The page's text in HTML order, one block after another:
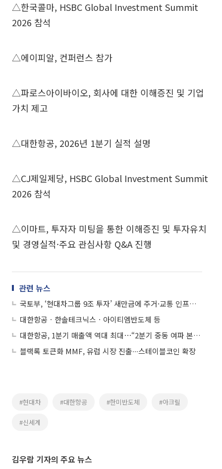
△한국콜마, HSBC Global Investment Summit
2026 참석
△에이피알, 컨퍼런스 참가
△파로스아이바이오, 회사에 대한 이해증진 및 기업
가치 제고
△대한항공, 2026년 1분기 실적 설명
△CJ제일제당, HSBC Global Investment Summit
2026 참석
△이마트, 투자자 미팅을 통한 이해증진 및 투자유치
및 경영실적·주요 관심사항 Q&A 진행
관련 뉴스
국토부, ‘현대차그룹 9조 투자’ 새만금에 주거·교통 인프라 확충
대한항공ㆍ한솔테크닉스ㆍ아이티엠반도체 등
대한항공, 1분기 매출액 역대 최대⋯“2분기 중동 여파 본격화”
블랙록 토큰화 MMF, 유럽 시장 진출∙∙∙스테이블코인 확장
#현대차 #대한항공 #한미반도체 #아크릴
#신세계
김우람 기자의 주요 뉴스